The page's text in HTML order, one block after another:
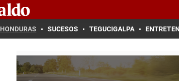
HONDURAS SUCESOS TEGUCIGALPA